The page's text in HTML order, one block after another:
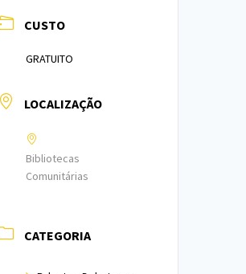
CUSTO
GRATUITO
LOCALIZAÇÃO
Bibliotecas
Comunitárias
CATEGORIA